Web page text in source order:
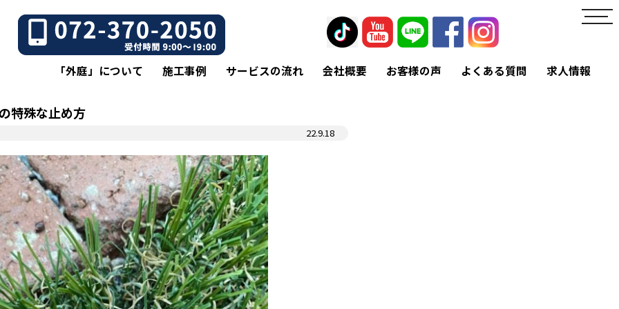
toggle
「外庭」について 施工事例 サービスの流れ 会社概要 お客様の声 よくある質問 求人情報
特殊な止め方
22.9.18